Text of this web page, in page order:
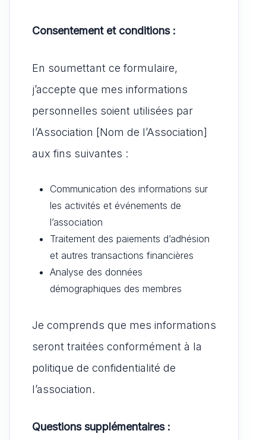
Consentement et conditions :
En soumettant ce formulaire,
j’accepte que mes informations
personnelles soient utilisées par
l’Association [Nom de l’Association]
aux fins suivantes :
Communication des informations sur
les activités et événements de
l’association
Traitement des paiements d’adhésion
et autres transactions financières
Analyse des données
démographiques des membres
Je comprends que mes informations
seront traitées conformément à la
politique de confidentialité de
l’association.
Questions supplémentaires :